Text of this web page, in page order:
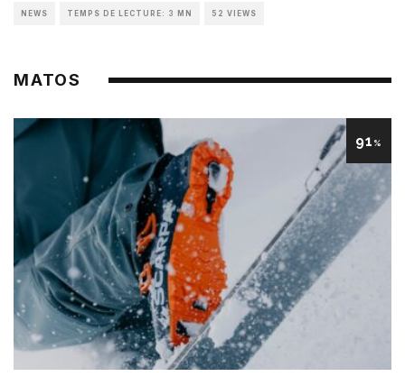
NEWS TEMPS DE LECTURE: 3 MN 52 VIEWS
MATOS
91 %